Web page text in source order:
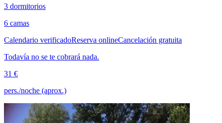
3 dormitorios
6 camas
Calendario verificadoReserva onlineCancelación gratuita
Todavía no se te cobrará nada.
31 €
pers./noche (aprox.)